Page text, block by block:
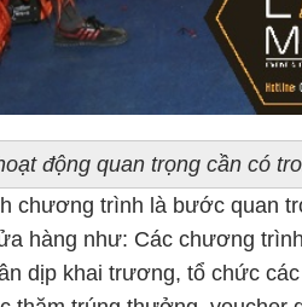
động quan trọng cần có
chương trình là bước quan
hàng như: Các chương
dịp khai trương, tổ chức